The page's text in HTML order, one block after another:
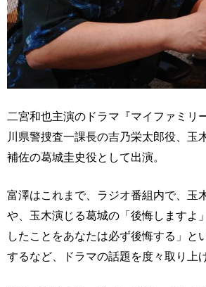
二宮和也主演のドラマ『マイファミリ
川県警捜査一課長の吉乃栄太郎役、玉
補佐の葛城圭史役として出演。
富澤はこれまで、ラジオ番組内で、玉
や、玉木演じる葛城の「後悔しますよ
したことをあなたは必ず後悔する」と
するなど、ドラマの話題を度々取り上